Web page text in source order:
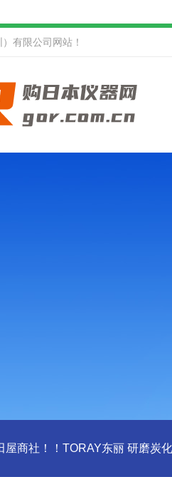
有限公司网站！
屋商社！！TORAY东丽 研磨炭